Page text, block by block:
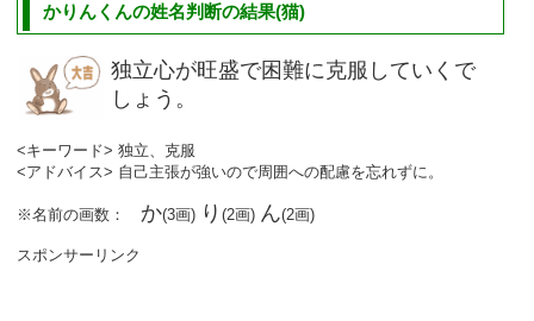
かりんくんの姓名判断の結果(猫)
独立心が旺盛で困難に克服していくで
しょう。
<キーワード> 独立、克服
<アドバイス> 自己主張が強いので周囲への配慮を忘れずに。
※名前の画数： か(3画) り(2画) ん(2画)
スポンサーリンク